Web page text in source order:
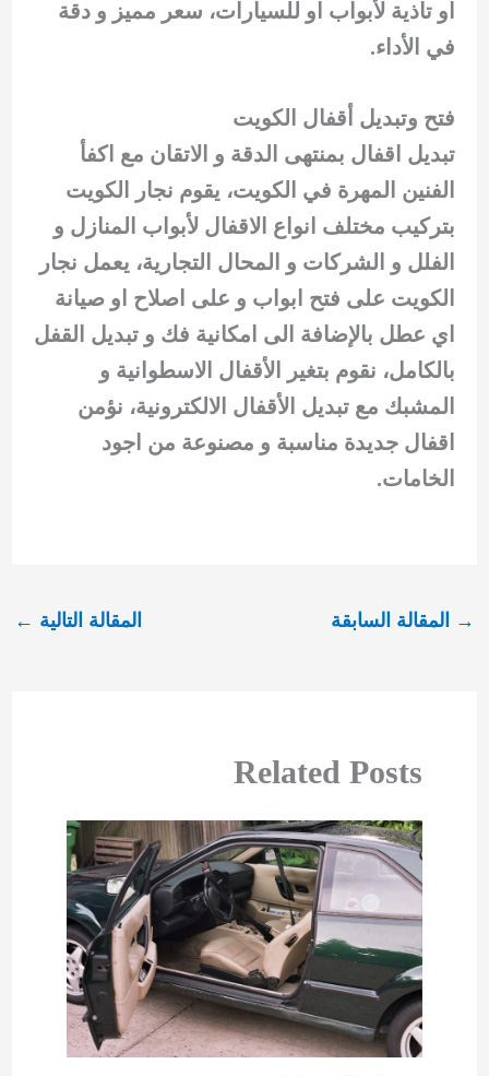
او تاذية لأبواب او للسيارات، سعر مميز و دقة
في الأداء.
فتح وتبديل أقفال الكويت
تبديل اقفال بمنتهى الدقة و الاتقان مع اكفأ
الفنين المهرة في الكويت، يقوم نجار الكويت
بتركيب مختلف انواع الاقفال لأبواب المنازل و
الفلل و الشركات و المحال التجارية، يعمل نجار
الكويت على فتح ابواب و على اصلاح او صيانة
اي عطل بالإضافة الى امكانية فك و تبديل القفل
بالكامل، نقوم بتغير الأقفال الاسطوانية و
المشبك مع تبديل الأقفال الالكترونية، نؤمن
اقفال جديدة مناسبة و مصنوعة من اجود
الخامات.
→ المقالة السابقة المقالة التالية ←
Related Posts